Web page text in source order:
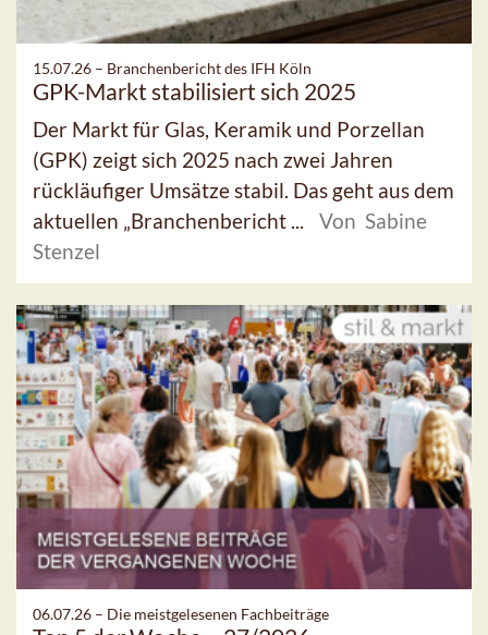
15.07.26 – Branchenbericht des IFH Köln
GPK-Markt stabilisiert sich 2025
Der Markt für Glas, Keramik und Porzellan
(GPK) zeigt sich 2025 nach zwei Jahren
rückläufiger Umsätze stabil. Das geht aus dem
aktuellen „Branchenbericht ...
Von Sabine
Stenzel
06.07.26 – Die meistgelesenen Fachbeiträge